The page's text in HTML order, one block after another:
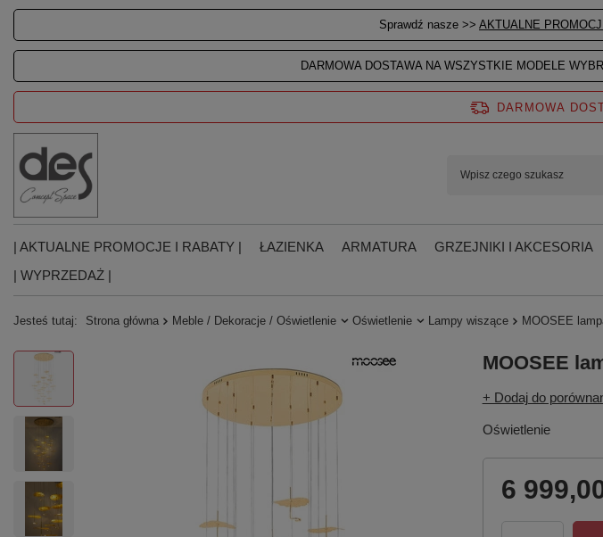
Sprawdź nasze >> AKTUALNE
DARMOWA DOSTAWA NA WSZYSTKIE MODELE
DARMOWA
| AKTUALNE PROMOCJE I RABATY | ŁAZIENKA ARMATURA GRZEJNIKI I AKCESORIA
| WYPRZEDAŻ |
Jesteś tutaj: Strona główna Meble / Dekoracje / Oświetlenie Oświetlenie Lampy wiszące MOOSEE
MOOSEE
+ Dodaj do
Oświetlenie
6